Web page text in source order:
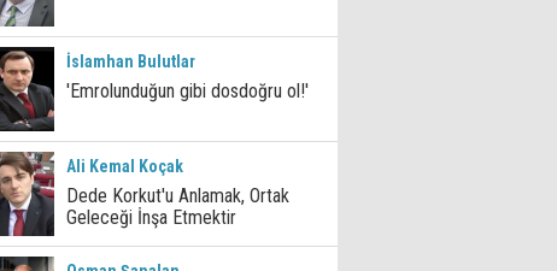
İslamhan Bulutlar
'Emrolunduğun gibi dosdoğru ol!'
Ali Kemal Koçak
Dede Korkut'u Anlamak, Ortak
Geleceği İnşa Etmektir